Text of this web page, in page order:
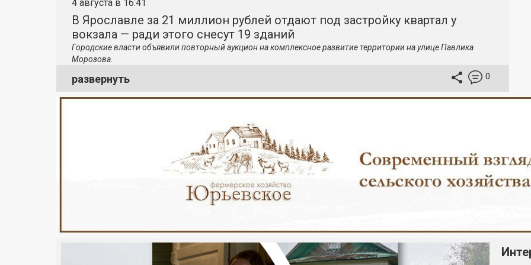
4 августа в 16:41
В Ярославле за 21 миллион рублей отдают под застройку квартал у
вокзала — ради этого снесут 19 зданий
Городские власти объявили повторный аукцион на комплексное развитие территории на улице Павлика
Морозова.
развернуть 0